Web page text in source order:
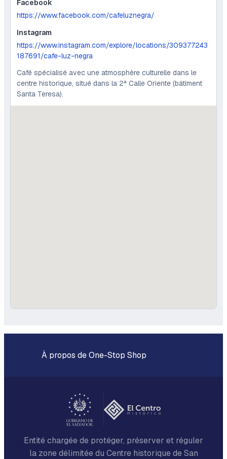
Facebook
https://www.facebook.com/cafeluznegra/
Instagram
https://www.instagram.com/explore/locations/309377243
187691/cafe-luz-negra
Café spécialisé avec une atmosphère culturelle dans le
centre historique, situé dans la 2ª Calle Oriente (bâtiment
Santa Teresa).
À propos de One-Stop Shop
Entité chargée de protéger, préserver et réguler
la zone délimitée du Centre historique de San